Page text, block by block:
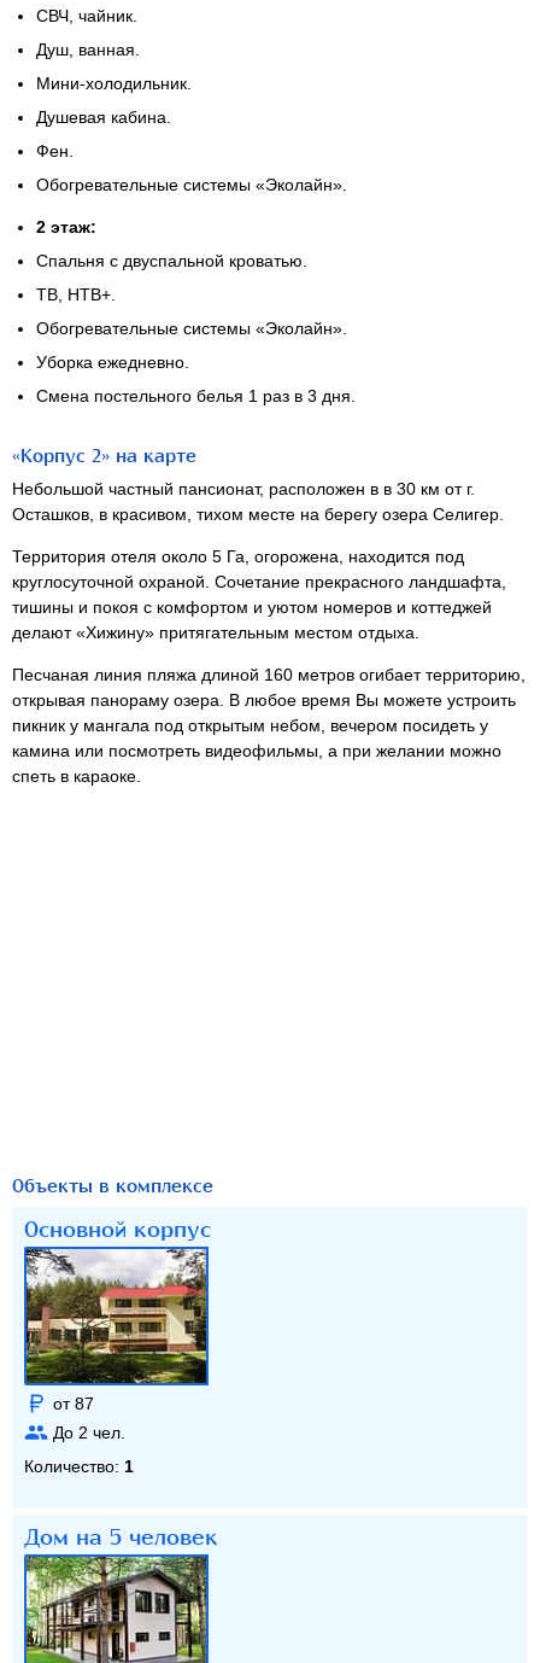
СВЧ, чайник.
Душ, ванная.
Мини-холодильник.
Душевая кабина.
Фен.
Обогревательные системы «Эколайн».
2 этаж:
Спальня с двуспальной кроватью.
ТВ, НТВ+.
Обогревательные системы «Эколайн».
Уборка ежедневно.
Смена постельного белья 1 раз в 3 дня.
«Корпус 2» на карте
Небольшой частный пансионат, расположен в в 30 км от г.
Осташков, в красивом, тихом месте на берегу озера Селигер.
Территория отеля около 5 Га, огорожена, находится под
круглосуточной охраной. Сочетание прекрасного ландшафта,
тишины и покоя с комфортом и уютом номеров и коттеджей
делают «Хижину» притягательным местом отдыха.
Песчаная линия пляжа длиной 160 метров огибает территорию,
открывая панораму озера. В любое время Вы можете устроить
пикник у мангала под открытым небом, вечером посидеть у
камина или посмотреть видеофильмы, а при желании можно
спеть в караоке.
Объекты в комплексе
Основной корпус
от 87
До 2 чел.
Количество: 1
Дом на 5 человек